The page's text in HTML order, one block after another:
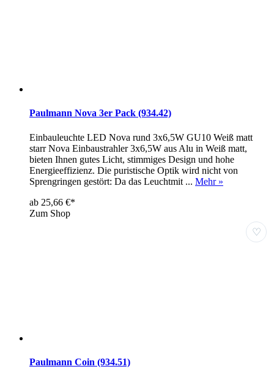
Paulmann Nova 3er Pack (934.42)
Einbauleuchte LED Nova rund 3x6,5W GU10 Weiß matt
starr Nova Einbaustrahler 3x6,5W aus Alu in Weiß matt,
bieten Ihnen gutes Licht, stimmiges Design und hohe
Energieeffizienz. Die puristische Optik wird nicht von
Sprengringen gestört: Da das Leuchtmit ... Mehr »
ab 25,66 €*
Zum Shop
♡
Paulmann Coin (934.51)